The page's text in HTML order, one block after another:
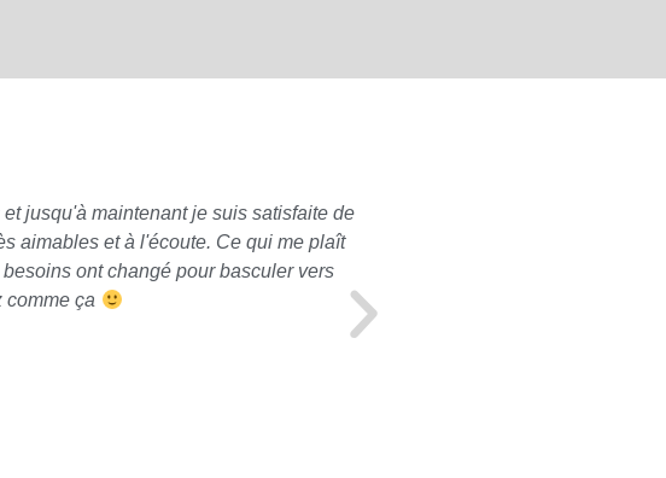
jusqu'à maintenant je suis satisfaite de
aimables et à l'écoute. Ce qui me plaît
ont changé pour basculer vers
comme ça